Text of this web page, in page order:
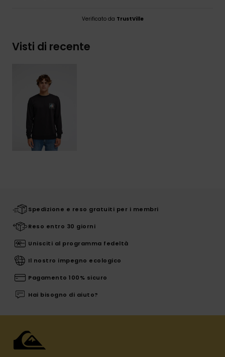
Verificato da TrustVille
Visti di recente
Spedizione e reso gratuiti per i membri
Reso entro 30 giorni
Unisciti al programma fedeltà
Il nostro impegno ecologico
Pagamento 100% sicuro
Hai bisogno di aiuto?